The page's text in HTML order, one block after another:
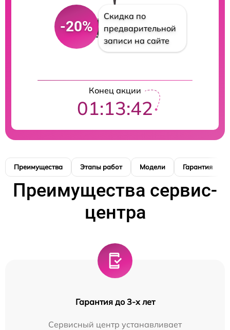
-20%
Скидка по
предварительной
записи на сайте
Конец акции
01:13:41
Преимущества Этапы работ Модели Гарантия
Преимущества сервис-
центра
Гарантия до 3-х лет
Сервисный центр устанавливает